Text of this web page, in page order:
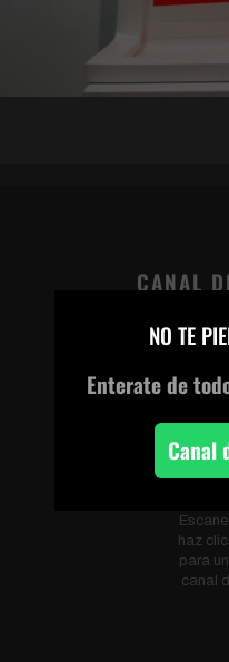
CANAL
haz
para
canal
NO TE
Enterate de
Canal